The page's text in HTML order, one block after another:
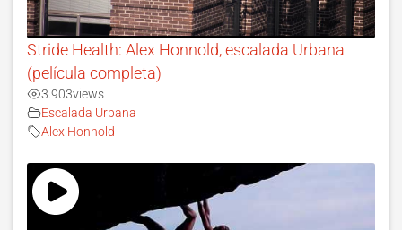
Stride Health: Alex Honnold, escalada Urbana
(película completa)
3.903views
Escalada Urbana
Alex Honnold